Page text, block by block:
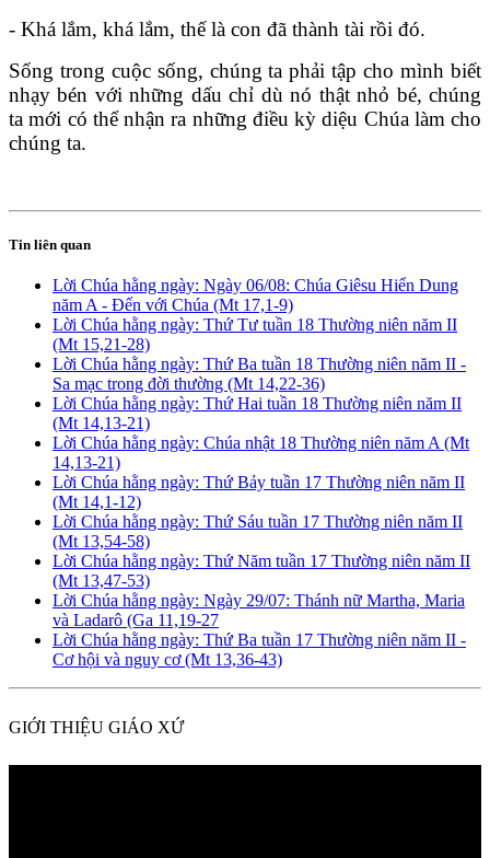
- Khá lắm, khá lắm, thế là con đã thành tài rồi đó.
Sống trong cuộc sống, chúng ta phải tập cho mình biết
nhạy bén với những dấu chỉ dù nó thật nhỏ bé, chúng
ta mới có thể nhận ra những điều kỳ diệu Chúa làm cho
chúng ta.
Tin liên quan
Lời Chúa hằng ngày: Ngày 06/08: Chúa Giêsu Hiển Dung
năm A - Đến với Chúa (Mt 17,1-9)
Lời Chúa hằng ngày: Thứ Tư tuần 18 Thường niên năm II
(Mt 15,21-28)
Lời Chúa hằng ngày: Thứ Ba tuần 18 Thường niên năm II -
Sa mạc trong đời thường (Mt 14,22-36)
Lời Chúa hằng ngày: Thứ Hai tuần 18 Thường niên năm II
(Mt 14,13-21)
Lời Chúa hằng ngày: Chúa nhật 18 Thường niên năm A (Mt
14,13-21)
Lời Chúa hằng ngày: Thứ Bảy tuần 17 Thường niên năm II
(Mt 14,1-12)
Lời Chúa hằng ngày: Thứ Sáu tuần 17 Thường niên năm II
(Mt 13,54-58)
Lời Chúa hằng ngày: Thứ Năm tuần 17 Thường niên năm II
(Mt 13,47-53)
Lời Chúa hằng ngày: Ngày 29/07: Thánh nữ Martha, Maria
và Ladarô (Ga 11,19-27
Lời Chúa hằng ngày: Thứ Ba tuần 17 Thường niên năm II -
Cơ hội và nguy cơ (Mt 13,36-43)
GIỚI THIỆU GIÁO XỨ